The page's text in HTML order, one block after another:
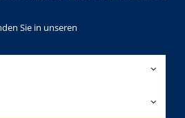
Sie in unseren